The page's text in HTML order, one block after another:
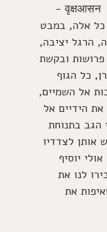
ומה בוריקשאסאנה?  वृक्षआसन -
אלה, במבט
הרגל יציבה,
ובקשת
כל הגוף
אל השמיים,
הידיים אל
הגב בתנוחת
אותן לצדדיו
יוסיף
לנו את
את